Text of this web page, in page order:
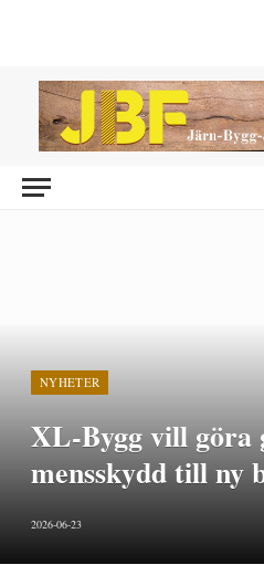
NYHETER
XL-Bygg vill göra
mensskydd till ny
2026-06-23